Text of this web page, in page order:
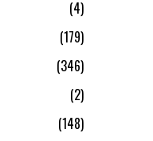
4
179
346
2
148